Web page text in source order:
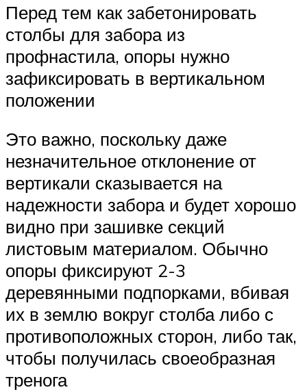
Перед тем как забетонировать
столбы для забора из
профнастила, опоры нужно
зафиксировать в вертикальном
положении
Это важно, поскольку даже
незначительное отклонение от
вертикали сказывается на
надежности забора и будет хорошо
видно при зашивке секций
листовым материалом. Обычно
опоры фиксируют 2-3
деревянными подпорками, вбивая
их в землю вокруг столба либо с
противоположных сторон, либо так,
чтобы получилась своеобразная
тренога